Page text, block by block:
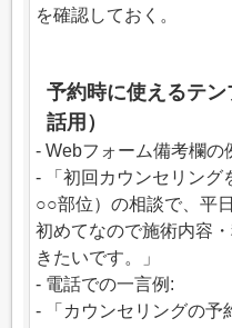
を確認しておく。
予約時に使えるテ
話用）
- Webフォーム備考欄の
- 「初回カウンセリング
○○部位）の相談で、平
初めてなので施術内容
きたいです。」
- 電話での一言例:
- 「カウンセリングの予